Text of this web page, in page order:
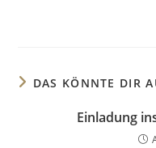
DAS KÖNNTE DIR
Einladung